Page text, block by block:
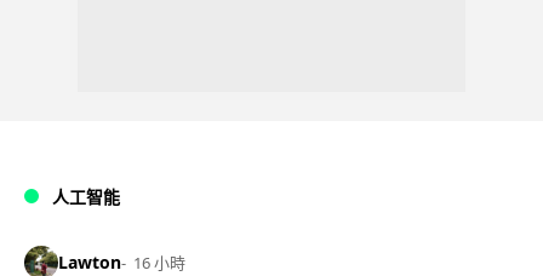
人工智能
Lawton 16 小時